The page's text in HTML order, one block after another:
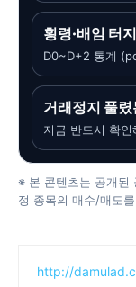
횡령·배임 터
D0~D+2 통계
거래정지 풀
지금 반드시 확
※ 본 콘텐츠는 공개된
정 종목의 매수/매도
http://